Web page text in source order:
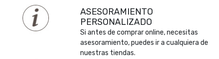
ASESORAMIENTO
PERSONALIZADO
Si antes de comprar online, necesitas
asesoramiento, puedes ir a cualquiera de
nuestras tiendas.